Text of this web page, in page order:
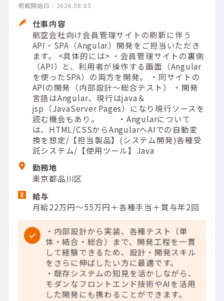
掲載開始日：2026.08.05
仕事内容
航空会社向け会員管理サイトの刷新に伴う
API・SPA（Angular）開発をご担当いただき
ます。 <具体的には> ・会員管理サイトの裏側
（API）と、利用者が操作する画面（Angular
を使ったSPA）の両方を開発。 ・同サイトの
APIの開発（内部設計～総合テスト） ・開発
言語はAngular、現行はjava＆
jsp（JavaServer Pages）になり現行ソースを
読む機会もあり。 ・Angularについて
は、HTML/CSSからAngularへAIでの自動変
換を想定/【担当製品】(システム開発)各種受
託システム/【使用ツール】Java
勤務地
東京都品川区
給与
月給22万円～55万円＋各種手当＋賞与年2回
・内部設計から実装、各種テスト（単
体・結合・総合）まで、開発工程を一貫
して経験できるため、設計・開発スキル
をさらに伸ばしたい方に最適です。
・既存システムの知見を活かしながら、
モダンなフロントエンド技術やAIを活用
した開発にも携わることができます。